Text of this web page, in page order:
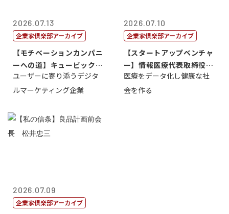
2026.07.13
企業家倶楽部アーカイブ
【モチベーションカンパニ
ーへの道】キュービック代
表取締役CE...
ユーザーに寄り添うデジタ
ルマーケティング企業
2026.07.10
企業家倶楽部アーカイブ
【スタートアップベンチャ
ー】情報医療代表取締役
原 聖吾
医療をデータ化し健康な社
会を作る
2026.07.09
企業家倶楽部アーカイブ